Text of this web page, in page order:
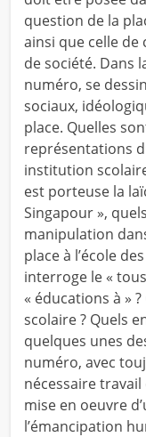
question de la
ainsi que celle de
de société. Dans
numéro, se
sociaux,
place. Quelles
représentations
institution
est porteuse la
Singapour »,
manipulation
place à l’école
interroge le «
« éducations à »
scolaire ? Quels
quelques unes
numéro, avec
nécessaire travail
mise en oeuvre
l’émancipation